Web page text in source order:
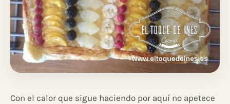
Con el calor que sigue haciendo por aquí no apetece